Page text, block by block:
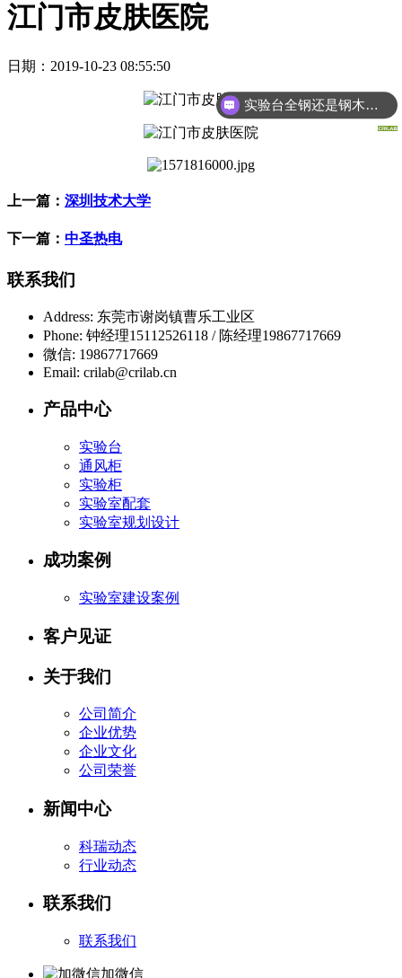
江门市皮肤医院
日期：2019-10-23 08:55:50
上一篇： 深圳技术大学
下一篇： 中圣热电
联系我们
Address: 东莞市谢岗镇曹乐工业区
Phone: 钟经理15112526118 / 陈经理19867717669
微信: 19867717669
Email: crilab@crilab.cn
产品中心
实验台
通风柜
实验柜
实验室配套
实验室规划设计
成功案例
实验室建设案例
客户见证
关于我们
公司简介
企业优势
企业文化
公司荣誉
新闻中心
科瑞动态
行业动态
联系我们
联系我们
加微信
实验台全钢还是钢木的好啊？